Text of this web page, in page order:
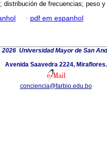
distribución de frecuencias; peso y
· pdf em espanhol
2026 Universidad Mayor de San
Avenida Saavedra 2224, Miraflores.
conciencia@farbio.edu.bo